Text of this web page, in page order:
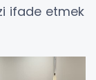
ifade etmek